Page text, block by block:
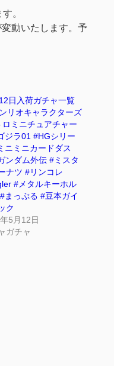
。
動いたします。予
日入荷ガチャ一覧
リオキャラクターズ
ロミニチュアチャー
ジラ01 #HGシリー
ニミニカードダス
ンダム外伝 #ミスタ
ナツ #リンコレ
#メタルキーホル
まっぷる #豆本ガイ
ク
5月12日
ガチャ